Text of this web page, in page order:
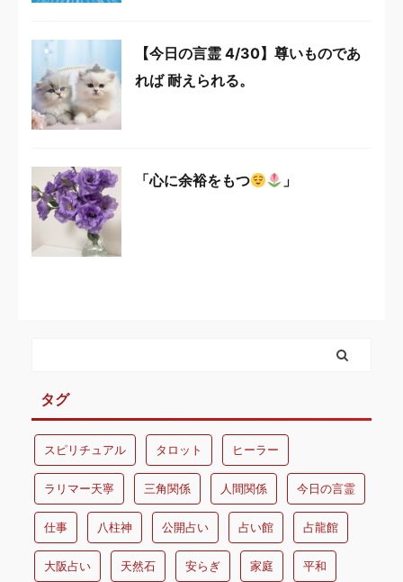
【今日の言霊 4/30】尊いものであ
れば 耐えられる。
「心に余裕をもつ 」
タグ
スピリチュアル タロット ヒーラー
ラリマー天寧 三角関係 人間関係 今日の言霊
仕事 八柱神 公開占い 占い館 占龍館
大阪占い 天然石 安らぎ 家庭 平和